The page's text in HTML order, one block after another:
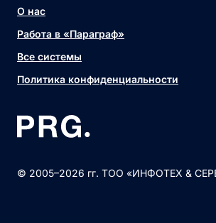
О нас
Работа в «Параграф»
Все системы
Политика конфиденциальности
© 2005–2026 гг. ТОО «ИНФОТЕХ &